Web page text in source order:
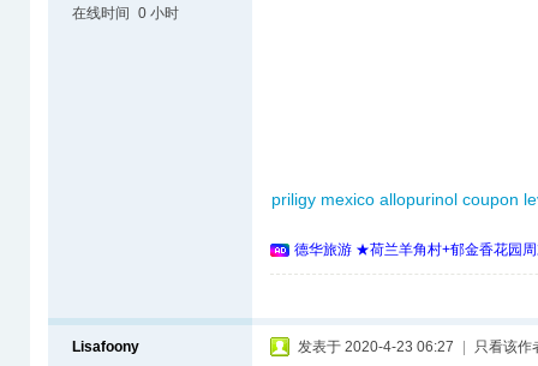
在线时间
0 小时
priligy mexico allopurinol coupon
德华旅游 ★荷兰羊角村+郁金香花园
Lisafoony 发表于 2020-4-23 06:27 只看该作